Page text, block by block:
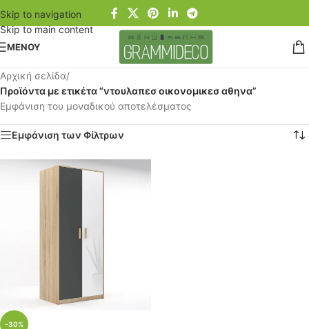
Skip to navigation
Skip to main content
ΜΕΝΟΥ
Αρχική σελίδα/
Προϊόντα με ετικέτα “ντουλαπεσ οικονομικεσ αθηνα”
Εμφάνιση του μοναδικού αποτελέσματος
Εμφάνιση των Φίλτρων
-30%